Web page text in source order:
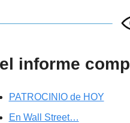
informe
PATROCINIO de HOY
En Wall Street…